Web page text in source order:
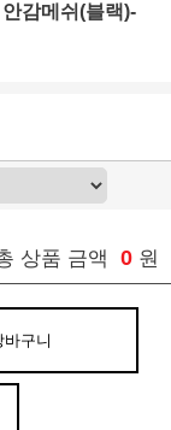
감메쉬(블랙)-
상품 금액 0 원
바구니